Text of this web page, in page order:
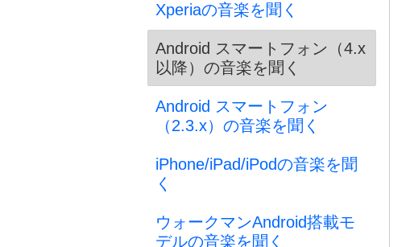
Xperiaの音楽を聞く
Android スマートフォン（4.x
以降）の音楽を聞く
Android スマートフォン
（2.3.x）の音楽を聞く
iPhone/iPad/iPodの音楽を聞
く
ウォークマンAndroid搭載モ
デルの音楽を聞く